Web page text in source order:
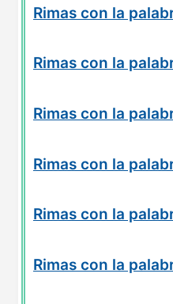
Rimas con la
Rimas con la
Rimas con la
Rimas con la
Rimas con la
Rimas con la